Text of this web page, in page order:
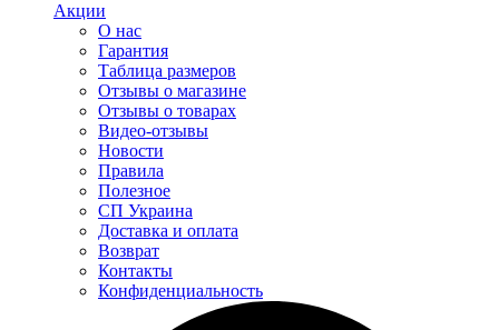
Акции
О нас
Гарантия
Таблица размеров
Отзывы о магазине
Отзывы о товарах
Видео-отзывы
Новости
Правила
Полезное
СП Украина
Доставка и оплата
Возврат
Контакты
Конфиденциальность